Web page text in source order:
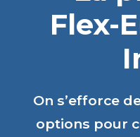
Flex-
On s’efforce
options pour